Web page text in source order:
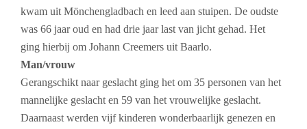
kwam uit Mönchengladbach en leed aan stuipen. De oudste
was 66 jaar oud en had drie jaar last van jicht gehad. Het
ging hierbij om Johann Creemers uit Baarlo.
Man/vrouw
Gerangschikt naar geslacht ging het om 35 personen van het
mannelijke geslacht en 59 van het vrouwelijke geslacht.
Daarnaast werden vijf kinderen wonderbaarlijk genezen en